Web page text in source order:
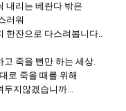
내리는 베란다 밖은
러워
한잔으로 다스려봅니다..
고 죽을 뻔만 하는 세상.
로 죽을 때를 위해
두지않겠습니까...